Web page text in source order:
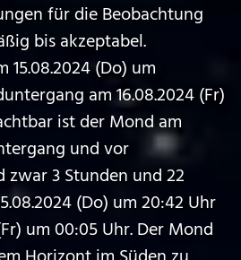
für die Beobachtung
bis akzeptabel.
(Do) um
am 16.08.2024 (Fr)
ist der Mond am
und vor
zwar 3 Stunden und 22
(Do) um 20:42 Uhr
um 00:05 Uhr. Der Mond